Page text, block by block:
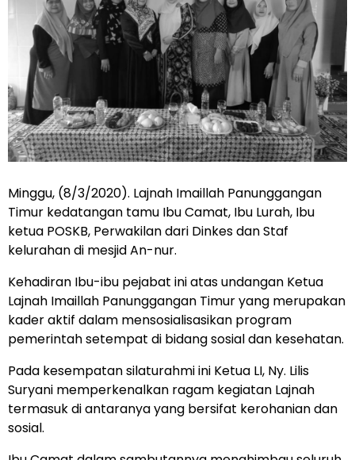
Minggu, (8/3/2020). Lajnah Imaillah Panunggangan
Timur kedatangan tamu Ibu Camat, Ibu Lurah, Ibu
ketua POSKB, Perwakilan dari Dinkes dan Staf
kelurahan di mesjid An-nur.
Kehadiran Ibu-ibu pejabat ini atas undangan Ketua
Lajnah Imaillah Panunggangan Timur yang merupakan
kader aktif dalam mensosialisasikan program
pemerintah setempat di bidang sosial dan kesehatan.
Pada kesempatan silaturahmi ini Ketua LI, Ny. Lilis
Suryani memperkenalkan ragam kegiatan Lajnah
termasuk di antaranya yang bersifat kerohanian dan
sosial.